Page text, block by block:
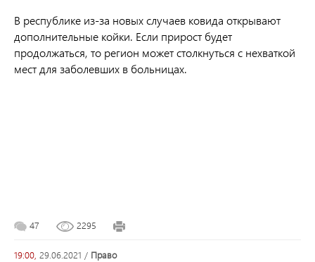
В республике из-за новых случаев ковида открывают
дополнительные койки. Если прирост будет
продолжаться, то регион может столкнуться с нехваткой
мест для заболевших в больницах.
47 2295
19:00, 29.06.2021 / право